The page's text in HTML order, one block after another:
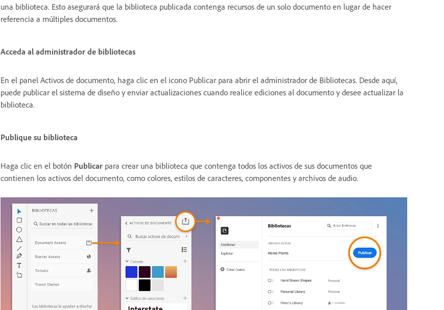
una biblioteca. Esto asegurará que la biblioteca publicada contenga recursos de un solo documento en lugar de hacer
referencia a múltiples documentos.
Acceda al administrador de bibliotecas
En el panel Activos de documento, haga clic en el icono Publicar para abrir el administrador de Bibliotecas. Desde aquí,
puede publicar el sistema de diseño y enviar actualizaciones cuando realice ediciones al documento y desee actualizar la
biblioteca.
Publique su biblioteca
Haga clic en el botón Publicar para crear una biblioteca que contenga todos los activos de sus documentos que
contienen los activos del documento, como colores, estilos de caracteres, componentes y archivos de audio.